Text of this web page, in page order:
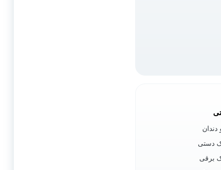
دندان
دستی
برقی